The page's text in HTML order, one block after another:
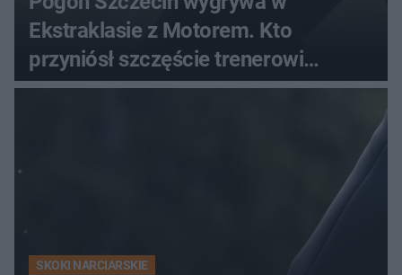
Ekstraklasie z Motorem. Kto
przyniósł szczęście trenerowi
gospodarzy?
SKOKI NARCIARSKIE